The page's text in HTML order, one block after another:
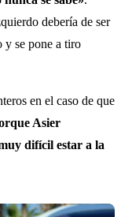
debería de ser
y se pone a tiro
en el caso de que
Asier
difícil estar a la